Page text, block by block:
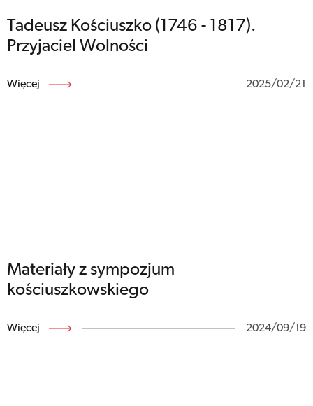
Tadeusz Kościuszko (1746 - 1817).
Przyjaciel Wolności
Więcej 2025/02/21
Materiały z sympozjum
kościuszkowskiego
Więcej 2024/09/19